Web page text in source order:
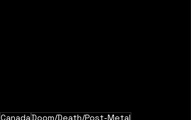
CanadaDoom/Death/Post-Metal